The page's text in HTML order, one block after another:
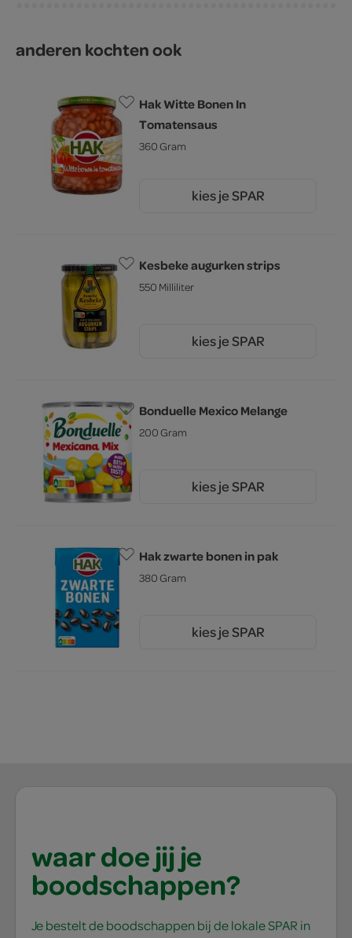
anderen kochten ook
Hak Witte Bonen In
Tomatensaus
360 Gram
kies je SPAR
Kesbeke augurken strips
550 Milliliter
kies je SPAR
Bonduelle Mexico Melange
200 Gram
kies je SPAR
Hak zwarte bonen in pak
380 Gram
kies je SPAR
waar doe jij je
boodschappen?
Je bestelt de boodschappen bij de lokale SPAR in